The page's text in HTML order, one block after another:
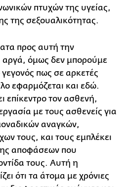
πτυχών της υγείας,
της σεξουαλικότητας.
προς αυτή την
αργά, όμως δεν μπορούμε
πως σε αρκετές
εφαρμόζεται και εδώ.
επίκεντρο τον ασθενή,
με τους ασθενείς για
αναγκών,
τους, και τους εμπλέκει
αποφάσεων που
τους. Αυτή η
ότι τα άτομα με χρόνιες